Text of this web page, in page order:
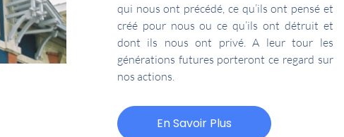
qui nous ont précédé, ce qu’ils ont pensé et
créé pour nous ou ce qu’ils ont détruit et
dont ils nous ont privé. A leur tour les
générations futures porteront ce regard sur
nos actions.
En Savoir Plus